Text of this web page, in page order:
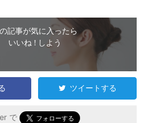
記事が気に入ったら
いいね ! しよう
ツイートする
で